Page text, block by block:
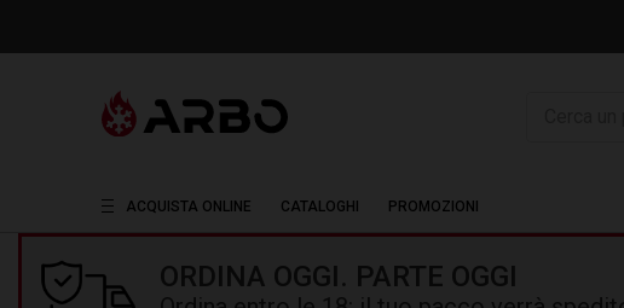
ACQUISTA ONLINE CATALOGHI PROMOZIONI
ORDINA OGGI. PARTE OGGI